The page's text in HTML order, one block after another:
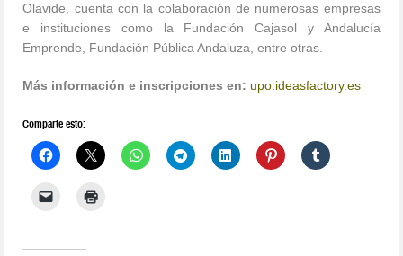
Olavide, cuenta con la colaboración de numerosas empresas
e instituciones como la Fundación Cajasol y Andalucía
Emprende, Fundación Pública Andaluza, entre otras.
Más información e inscripciones en: upo.ideasfactory.es
Comparte esto: